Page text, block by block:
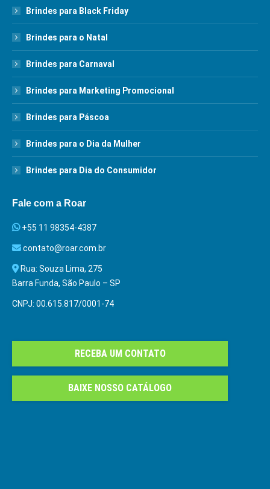
Brindes para Black Friday
Brindes para o Natal
Brindes para Carnaval
Brindes para Marketing Promocional
Brindes para Páscoa
Brindes para o Dia da Mulher
Brindes para Dia do Consumidor
Fale com a Roar
+55 11 98354-4387
contato@roar.com.br
Rua: Souza Lima, 275
Barra Funda, São Paulo – SP
CNPJ: 00.615.817/0001-74
RECEBA UM CONTATO
BAIXE NOSSO CATÁLOGO